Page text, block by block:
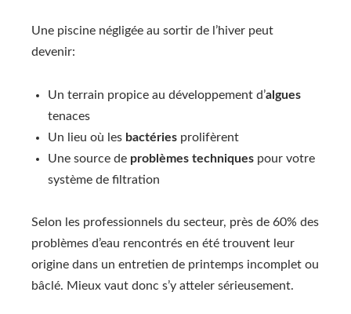
Une piscine négligée au sortir de l’hiver peut
devenir:
Un terrain propice au développement d’algues
tenaces
Un lieu où les bactéries prolifèrent
Une source de problèmes techniques pour votre
système de filtration
Selon les professionnels du secteur, près de 60% des
problèmes d’eau rencontrés en été trouvent leur
origine dans un entretien de printemps incomplet ou
bâclé. Mieux vaut donc s’y atteler sérieusement.